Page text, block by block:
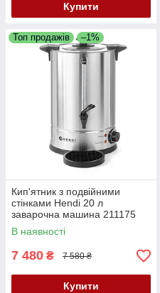
Купити
Топ продажів –1%
Кип'ятник з подвійними
стінками Hendi 20 л
заварочна машина 211175
В наявності
7 480 ₴ 7 580 ₴
Купити